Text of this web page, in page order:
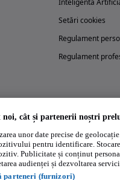
Inteligenta
Setări cookies
Regulament
Regulament
aplicația Autovit.ro
noi, cât și partenerii noștri
unor date precise de
pentru identificare.
Publicitate și conținut
audienței și dezvoltarea
parteneri (furnizori)